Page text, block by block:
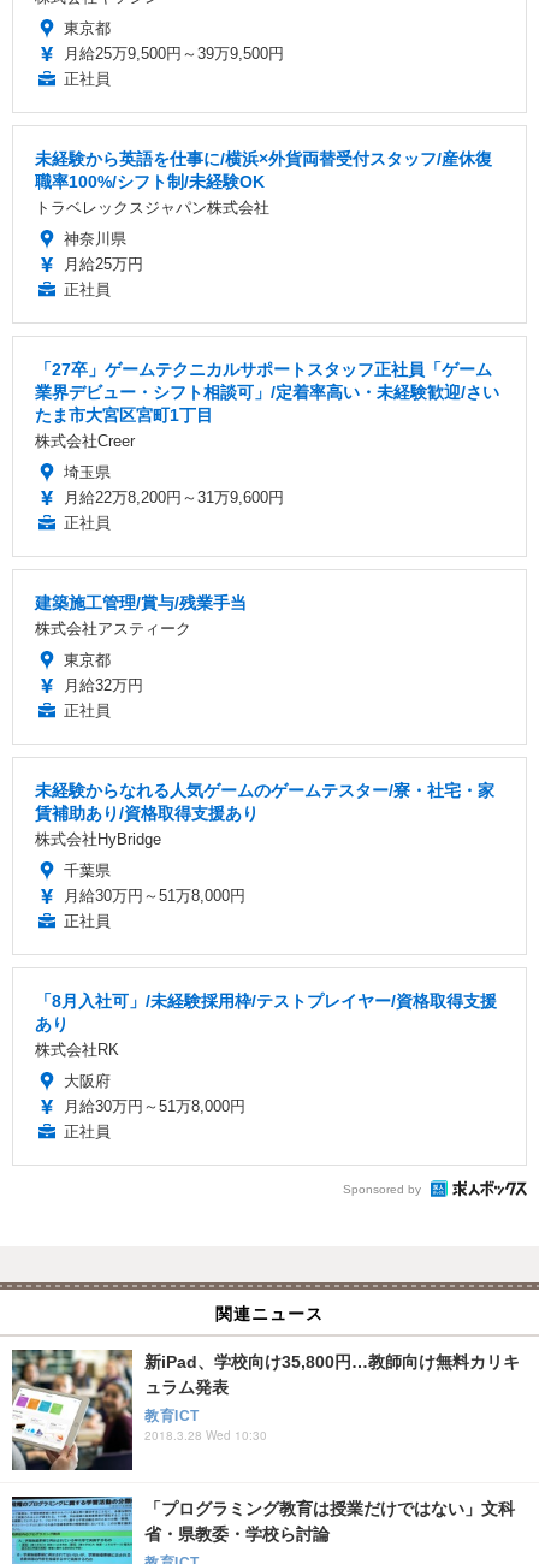
東京都
月給25万9,500円～39万9,500円
正社員
未経験から英語を仕事に/横浜×外貨両替受付スタッフ/産休復
職率100%/シフト制/未経験OK
トラベレックスジャパン株式会社
神奈川県
月給25万円
正社員
「27卒」ゲームテクニカルサポートスタッフ正社員「ゲーム
業界デビュー・シフト相談可」/定着率高い・未経験歓迎/さい
たま市大宮区宮町1丁目
株式会社Creer
埼玉県
月給22万8,200円～31万9,600円
正社員
建築施工管理/賞与/残業手当
株式会社アスティーク
東京都
月給32万円
正社員
未経験からなれる人気ゲームのゲームテスター/寮・社宅・家
賃補助あり/資格取得支援あり
株式会社HyBridge
千葉県
月給30万円～51万8,000円
正社員
「8月入社可」/未経験採用枠/テストプレイヤー/資格取得支援
あり
株式会社RK
大阪府
月給30万円～51万8,000円
正社員
Sponsored by
関連ニュース
新iPad、学校向け35,800円…教師向け無料カリキ
ュラム発表
教育ICT
2018.3.28 Wed 10:30
「プログラミング教育は授業だけではない」文科
省・県教委・学校ら討論